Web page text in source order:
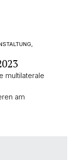
multilaterale
am